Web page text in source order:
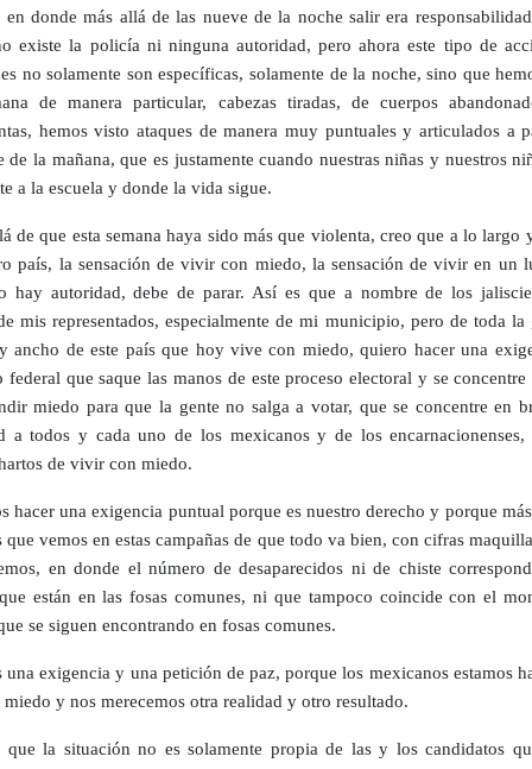
donde más allá de las nueve de la noche salir era
existe la policía ni ninguna autoridad, pero ahora este tipo de
no solamente son específicas, solamente de la noche, sino que
de manera particular, cabezas tiradas, de cuerpos
hemos visto ataques de manera muy puntuales y articulados a
de la mañana, que es justamente cuando nuestras niñas y nuestros
a la escuela y donde la vida sigue.
de que esta semana haya sido más que violenta, creo que a lo largo
país, la sensación de vivir con miedo, la sensación de vivir en un
hay autoridad, debe de parar. Así es que a nombre de los
mis representados, especialmente de mi municipio, pero de toda la
ancho de este país que hoy vive con miedo, quiero hacer una
federal que saque las manos de este proceso electoral y se concentre
miedo para que la gente no salga a votar, que se concentre en
a todos y cada uno de los mexicanos y de los encarnacionenses,
de vivir con miedo.
hacer una exigencia puntual porque es nuestro derecho y porque
que vemos en estas campañas de que todo va bien, con cifras
en donde el número de desaparecidos ni de chiste
están en las fosas comunes, ni que tampoco coincide con el
se siguen encontrando en fosas comunes.
una exigencia y una petición de paz, porque los mexicanos estamos
y nos merecemos otra realidad y otro resultado.
que la situación no es solamente propia de las y los candidatos